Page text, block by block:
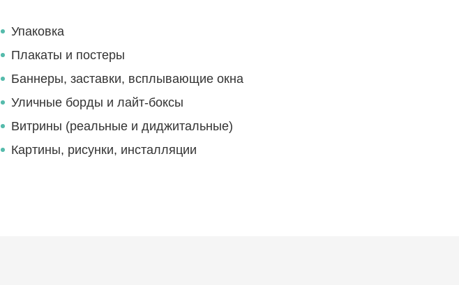
Упаковка
Плакаты и постеры
Баннеры, заставки, всплывающие окна
Уличные борды и лайт-боксы
Витрины (реальные и диджитальные)
Картины, рисунки, инсталляции